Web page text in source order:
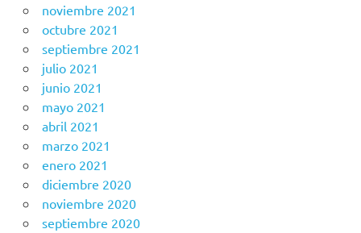
noviembre 2021
octubre 2021
septiembre 2021
julio 2021
junio 2021
mayo 2021
abril 2021
marzo 2021
enero 2021
diciembre 2020
noviembre 2020
septiembre 2020